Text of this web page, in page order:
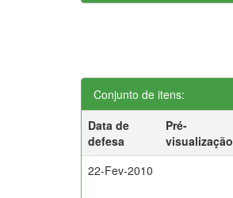
Conjunto de itens:
Data de
defesa
Pré-
visualização
22-Fev-2010